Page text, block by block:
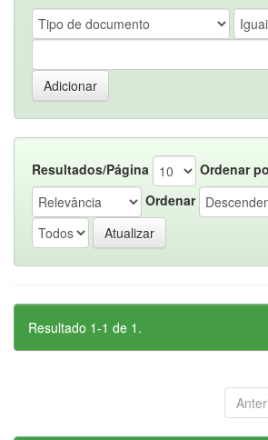
Resultados/Página
Ordenar
Ordenar
Resultado 1-1 de 1.